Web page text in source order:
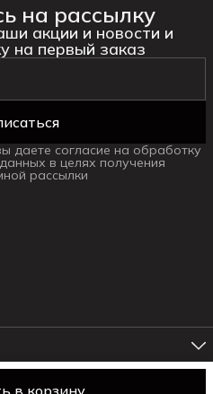
в корзину
на рассылку
акции и новости и
на первый заказ
даете согласие на обработку
в целях получения
рассылки